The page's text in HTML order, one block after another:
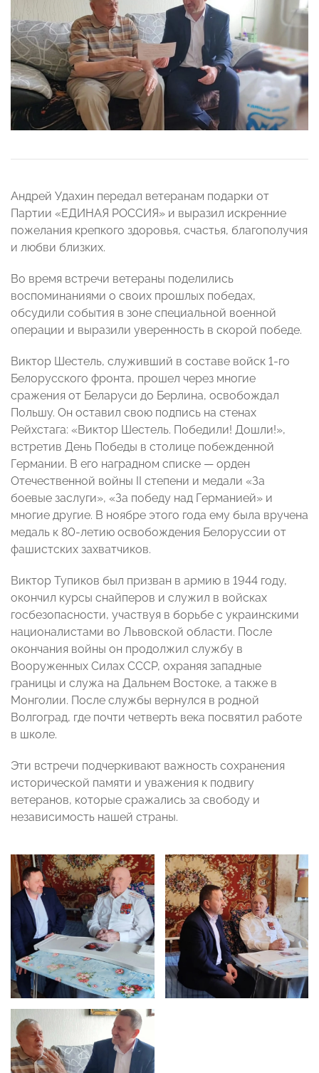
Андрей Удахин передал ветеранам подарки от
Партии «ЕДИНАЯ РОССИЯ» и выразил искренние
пожелания крепкого здоровья, счастья, благополучия
и любви близких.
Во время встречи ветераны поделились
воспоминаниями о своих прошлых победах,
обсудили события в зоне специальной военной
операции и выразили уверенность в скорой победе.
Виктор Шестель, служивший в составе войск 1-го
Белорусского фронта, прошел через многие
сражения от Беларуси до Берлина, освобождал
Польшу. Он оставил свою подпись на стенах
Рейхстага: «Виктор Шестель. Победили! Дошли!»,
встретив День Победы в столице побежденной
Германии. В его наградном списке — орден
Отечественной войны II степени и медали «За
боевые заслуги», «За победу над Германией» и
многие другие. В ноябре этого года ему была вручена
медаль к 80-летию освобождения Белоруссии от
фашистских захватчиков.
Виктор Тупиков был призван в армию в 1944 году,
окончил курсы снайперов и служил в войсках
госбезопасности, участвуя в борьбе с украинскими
националистами во Львовской области. После
окончания войны он продолжил службу в
Вооруженных Силах СССР, охраняя западные
границы и служа на Дальнем Востоке, а также в
Монголии. После службы вернулся в родной
Волгоград, где почти четверть века посвятил работе
в школе.
Эти встречи подчеркивают важность сохранения
исторической памяти и уважения к подвигу
ветеранов, которые сражались за свободу и
независимость нашей страны.